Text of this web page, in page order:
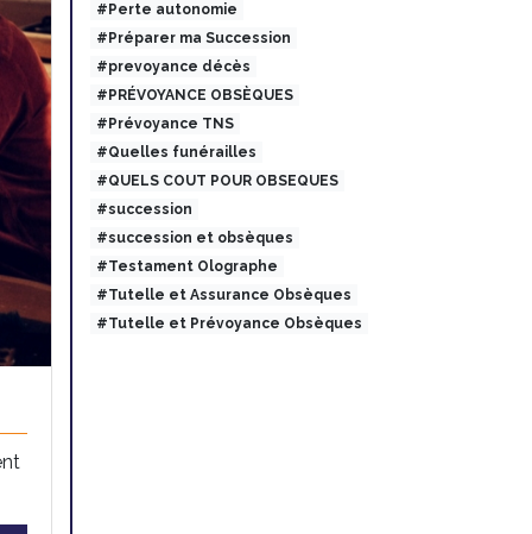
#Perte autonomie
#Préparer ma Succession
#prevoyance décès
#PRÉVOYANCE OBSÈQUES
#Prévoyance TNS
#Quelles funérailles
#QUELS COUT POUR OBSEQUES
#succession
#succession et obsèques
#Testament Olographe
#Tutelle et Assurance Obsèques
#Tutelle et Prévoyance Obsèques